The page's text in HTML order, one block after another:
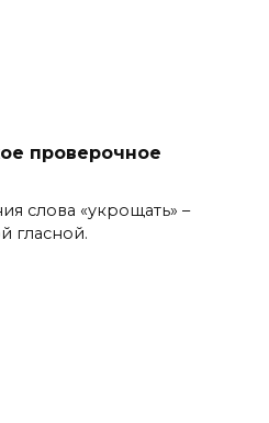
проверочное
слова «укрощать» –
гласной.